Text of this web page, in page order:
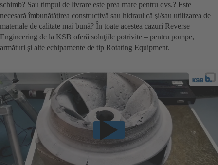
schimb? Sau timpul de livrare este prea mare pentru dvs.? Este
necesară îmbunătăţirea constructivă sau hidraulică şi/sau utilizarea de
materiale de calitate mai bună? În toate acestea cazuri Reverse
Engineering de la KSB oferă soluţiile potrivite – pentru pompe,
armături şi alte echipamente de tip Rotating Equipment.